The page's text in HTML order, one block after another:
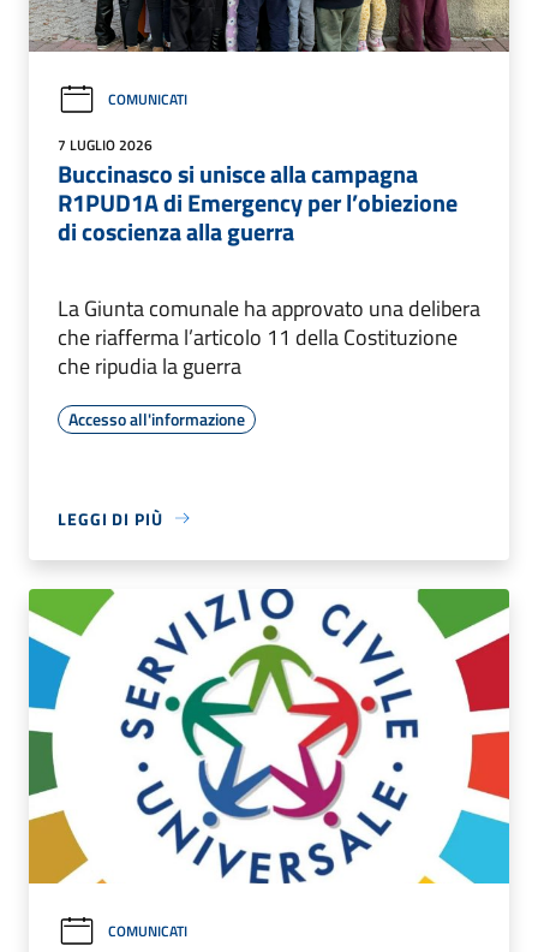
COMUNICATI
7 LUGLIO 2026
Buccinasco si unisce alla campagna
R1PUD1A di Emergency per l’obiezione
di coscienza alla guerra
La Giunta comunale ha approvato una delibera
che riafferma l’articolo 11 della Costituzione
che ripudia la guerra
Accesso all'informazione
LEGGI DI PIÙ
COMUNICATI